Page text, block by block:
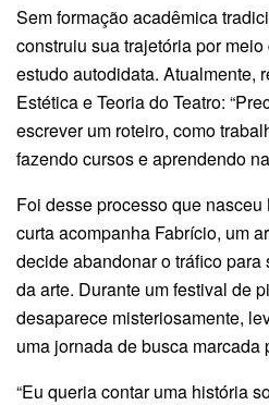
Sem formação acadêmica
construiu sua trajetória por
estudo autodidata. Atualmente,
Estética e Teoria do Teatro:
escrever um roteiro, como
fazendo cursos e aprendendo
Foi desse processo que
curta acompanha Fabrício, um
decide abandonar o tráfico
da arte. Durante um festival de
desaparece misteriosamente,
uma jornada de busca
“Eu queria contar uma história